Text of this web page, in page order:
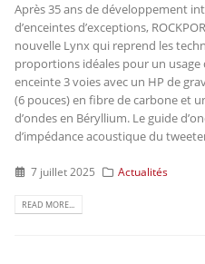
Après 35 ans de développement
d’enceintes d’exceptions,
nouvelle Lynx qui reprend les
proportions idéales pour un
enceinte 3 voies avec un HP de
(6 pouces) en fibre de carbone et
d’ondes en Béryllium. Le guide
d’impédance acoustique du
7 juillet 2025 Actualités
READ MORE...